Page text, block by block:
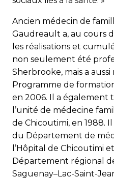
Ancien médecin de
Gaudreault a, au cours
les réalisations et
non seulement été
Sherbrooke, mais a aussi
Programme de
en 2006. Il a également
l’unité de médecine
de Chicoutimi, en 1988.
du Département de
l’Hôpital de Chicoutimi
Département régional
Saguenay–Lac-Saint-